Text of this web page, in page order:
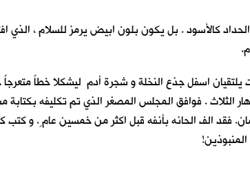
الحداد كالأسود . بل يكون بلون ابيض يرمز للسلام ،
اسفل جذع النخلة و شجرة أدم ليشكلا خطاً
الثلاث . فوافق المجلس المصغر الذي تم تكليفه
فقد الف الحانه بأنفه قبل اكثر من خمسين عام ٍ. و كتب